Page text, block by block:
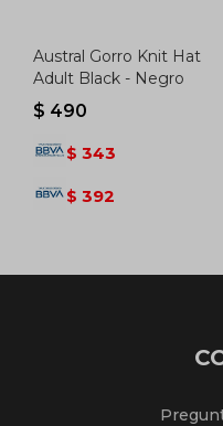
Austral Gorro Knit Hat
Adult Black - Negro
$ 490
$ 343
$ 392